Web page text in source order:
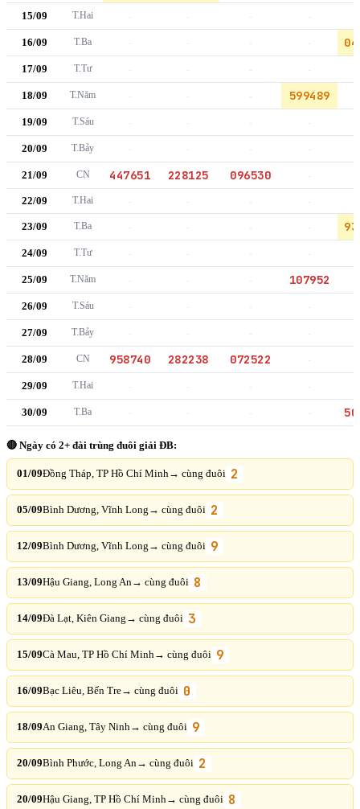
15/09 T.Hai - - - -
16/09 T.Ba - - - -
17/09 T.Tư - - - -
18/09 T.Năm - - - 599489
19/09 T.Sáu - - - -
20/09 T.Bảy - - - -
21/09 CN 447651 228125 096530 -
22/09 T.Hai - - - -
23/09 T.Ba - - - -
24/09 T.Tư - - - -
25/09 T.Năm - - - 107952
26/09 T.Sáu - - - -
27/09 T.Bảy - - - -
28/09 CN 958740 282238 072522 -
29/09 T.Hai - - - -
30/09 T.Ba - - - -
🔴 Ngày có 2+ đài trùng đuôi giải ĐB:
01/09Đồng Tháp, TP Hồ Chí Minh→ cùng đuôi 2
05/09Bình Dương, Vĩnh Long → cùng đuôi 2
12/09Bình Dương, Vĩnh Long → cùng đuôi 9
13/09Hậu Giang, Long An→ cùng đuôi 8
14/09Đà Lạt, Kiên Giang → cùng đuôi 3
15/09Cà Mau, TP Hồ Chí Minh→ cùng đuôi 9
16/09Bạc Liêu, Bến Tre→ cùng đuôi 0
18/09An Giang, Tây Ninh→ cùng đuôi 9
20/09Bình Phước, Long An→ cùng đuôi 2
20/09Hậu Giang, TP Hồ Chí Minh→ cùng đuôi 8